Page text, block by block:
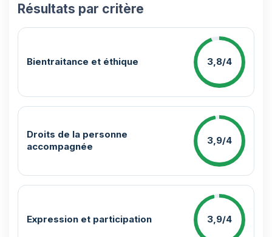
Résultats par critère
Bientraitance et éthique 3,8/4
Droits de la personne
accompagnée
3,9/4
Expression et participation 3,9/4